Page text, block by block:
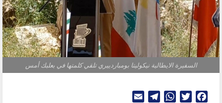
السفيرة الايطالية نيكوليتا بومباردييري تلقي كلمتها في بعلبك أمس
Facebook
Twitter
WhatsApp
Telegram
Email